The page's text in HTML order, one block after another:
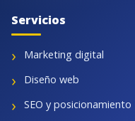
Servicios
Marketing digital
Diseño web
SEO y posicionamiento